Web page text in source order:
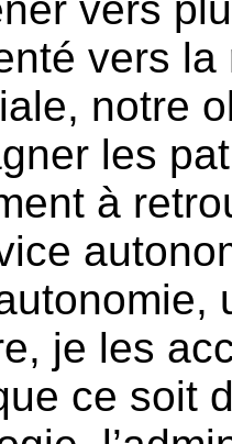
vers la
notre
les
à
je les
ce soit